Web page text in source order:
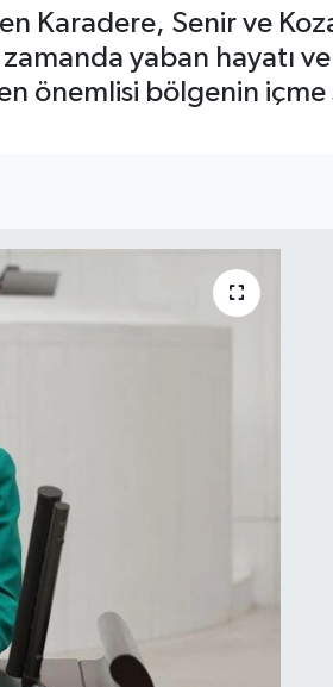
Karadere, Senir ve
yaban hayatı
önemlisi bölgenin içme